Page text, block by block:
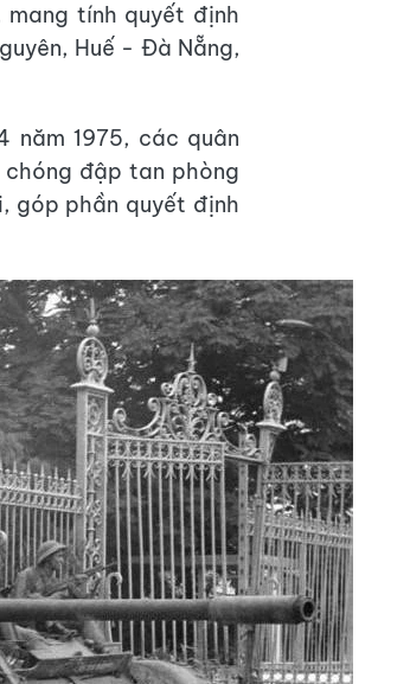
tính quyết định
Huế - Đà Nẵng,
năm 1975, các quân
đập tan phòng
góp phần quyết định